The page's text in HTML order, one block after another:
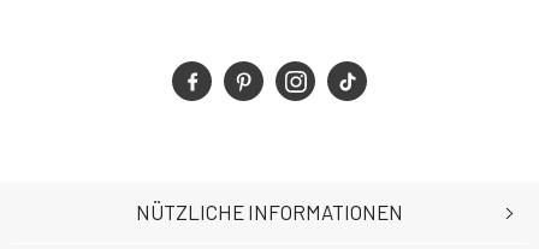
NÜTZLICHE INFORMATIONEN